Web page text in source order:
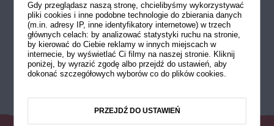
Gdy przeglądasz naszą stronę, chcielibyśmy wykorzystywać
pliki cookies i inne podobne technologie do zbierania danych
(m.in. adresy IP, inne identyfikatory internetowe) w trzech
głównych celach: by analizować statystyki ruchu na stronie,
by kierować do Ciebie reklamy w innych miejscach w
internecie, by wyświetlać Ci filmy na naszej stronie. Kliknij
poniżej, by wyrazić zgodę albo przejdź do ustawień, aby
dokonać szczegółowych wyborów co do plików cookies.
PRZEJDŹ DO USTAWIEŃ